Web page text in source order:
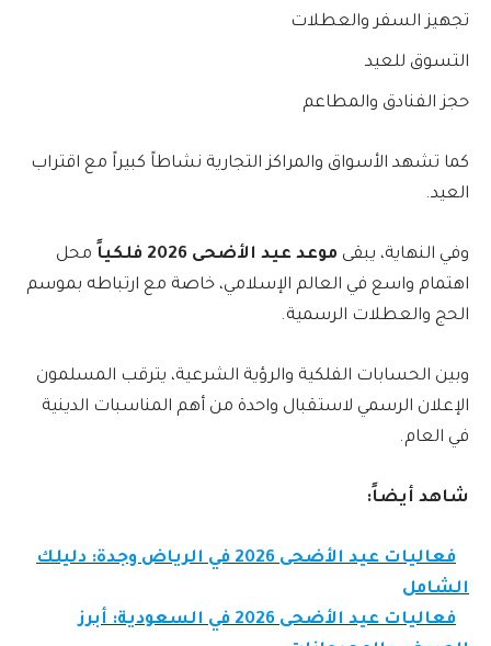
تجهيز السفر والعطلات
التسوق للعيد
حجز الفنادق والمطاعم
كما تشهد الأسواق والمراكز التجارية نشاطاً كبيراً مع اقتراب
العيد.
وفي النهاية، يبقى موعد عيد الأضحى 2026 فلكياً
محل
اهتمام واسع في العالم الإسلامي، خاصة مع ارتباطه بموسم
الحج والعطلات الرسمية.
وبين الحسابات الفلكية والرؤية الشرعية، يترقب المسلمون
الإعلان الرسمي لاستقبال واحدة من أهم المناسبات الدينية
في العام.
شاهد أيضاً:
فعاليات عيد الأضحى 2026 في الرياض وجدة: دليلك
الشامل
فعاليات عيد الأضحى 2026 في السعودية: أبرز